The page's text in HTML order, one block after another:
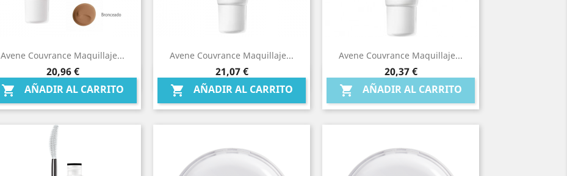
Avene Couvrance Maquillaje...
Precio
20,96 €
 AÑADIR AL CARRITO
Vista rápida
Avene Couvrance Maquillaje...
Precio
21,07 €
 AÑADIR AL CARRITO
Vista rápida
Avene Couvrance Maquillaje...
Precio
20,37 €
 AÑADIR AL CARRITO
Vista rápida